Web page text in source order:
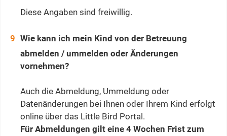
Diese Angaben sind freiwillig.
Wie kann ich mein Kind von der Betreuung
abmelden / ummelden oder Änderungen
vornehmen?
Auch die Abmeldung, Ummeldung oder
Datenänderungen bei Ihnen oder Ihrem Kind erfolgt
online über das Little Bird Portal.
Für Abmeldungen gilt eine 4 Wochen Frist zum